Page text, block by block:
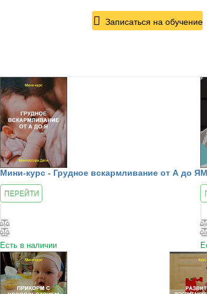
Записаться на обучение
Мини-курс - Грудное вскармливание от А до Я
ПЕРЕЙТИ
Есть в наличии